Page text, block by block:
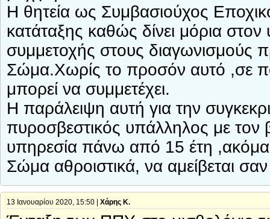
Η θητεία ως Συμβασιούχος
κατάταξης καθώς δίνει μόρια στον
συμμετοχής στους διαγωνισμούς
Σώμα.Χωρίς το προσόν αυτό ,σε
μπορεί να συμμετέχει.
Η παράλειψη αυτή για την
πυροσβεστικός υπάλληλος με
υπηρεσία πάνω από 15 έτη
Σώμα αθροιστικά, να αμείβεται
13 Ιανουαρίου 2020, 15:50 | Χάρης Κ.